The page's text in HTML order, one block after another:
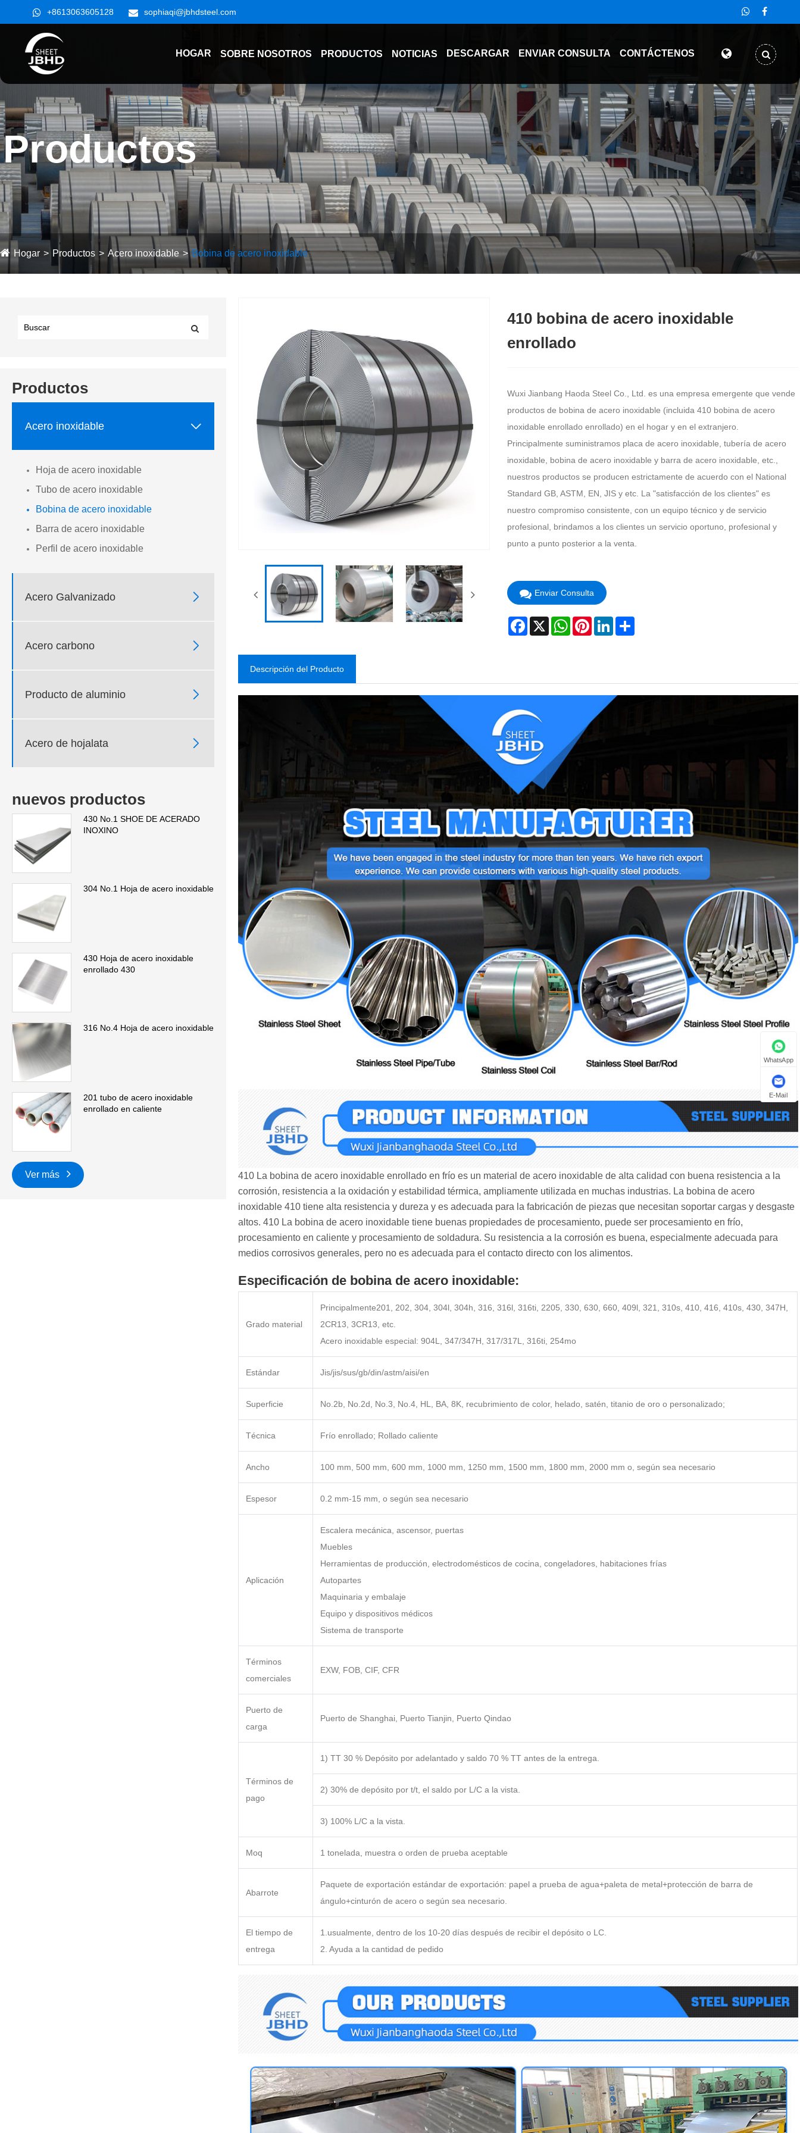
+8613063605128 sophiaqi@jbhdsteel.com
HOGAR SOBRE NOSOTROS PRODUCTOS NOTICIAS DESCARGAR ENVIAR CONSULTA CONTÁCTENOS
Productos
Hogar Productos Acero inoxidable Bobina de acero inoxidable
Productos
Acero inoxidable 
Hoja de acero inoxidable
Tubo de acero inoxidable
Bobina de acero inoxidable
Barra de acero inoxidable
Perfil de acero inoxidable
Acero Galvanizado 
Acero carbono 
Producto de aluminio 
Acero de hojalata 
nuevos productos
430 No.1 SHOE DE ACERADO
INOXINO
304 No.1 Hoja de acero inoxidable
430 Hoja de acero inoxidable
enrollado 430
316 No.4 Hoja de acero inoxidable
201 tubo de acero inoxidable
enrollado en caliente
Ver más
410 bobina de acero inoxidable
enrollado
Wuxi Jianbang Haoda Steel Co., Ltd. es una empresa emergente que vende
productos de bobina de acero inoxidable (incluida 410 bobina de acero
inoxidable enrollado enrollado) en el hogar y en el extranjero.
Principalmente suministramos placa de acero inoxidable, tubería de acero
inoxidable, bobina de acero inoxidable y barra de acero inoxidable, etc.,
nuestros productos se producen estrictamente de acuerdo con el National
Standard GB, ASTM, EN, JIS y etc. La "satisfacción de los clientes" es
nuestro compromiso consistente, con un equipo técnico y de servicio
profesional, brindamos a los clientes un servicio oportuno, profesional y
punto a punto posterior a la venta.
Enviar Consulta
Facebook
X WhatsAppPinterestLinkedInShare
Descripción del Producto
410 La bobina de acero inoxidable enrollado en frío es un material de acero inoxidable de alta calidad con buena resistencia a la
corrosión, resistencia a la oxidación y estabilidad térmica, ampliamente utilizada en muchas industrias. La bobina de acero
inoxidable 410 tiene alta resistencia y dureza y es adecuada para la fabricación de piezas que necesitan soportar cargas y desgaste
altos. 410 La bobina de acero inoxidable tiene buenas propiedades de procesamiento, puede ser procesamiento en frío,
procesamiento en caliente y procesamiento de soldadura. Su resistencia a la corrosión es buena, especialmente adecuada para
medios corrosivos generales, pero no es adecuada para el contacto directo con los alimentos.
Especificación de bobina de acero inoxidable:
Grado material
Principalmente201, 202, 304, 304l, 304h, 316, 316l, 316ti, 2205, 330, 630, 660, 409l, 321, 310s, 410, 416, 410s, 430, 347H,
2CR13, 3CR13, etc.
Acero inoxidable especial: 904L, 347/347H, 317/317L, 316ti, 254mo
Estándar Jis/jis/sus/gb/din/astm/aisi/en
Superficie No.2b, No.2d, No.3, No.4, HL, BA, 8K, recubrimiento de color, helado, satén, titanio de oro o personalizado;
Técnica Frío enrollado; Rollado caliente
Ancho 100 mm, 500 mm, 600 mm, 1000 mm, 1250 mm, 1500 mm, 1800 mm, 2000 mm o, según sea necesario
Espesor 0.2 mm-15 mm, o según sea necesario
Aplicación
Escalera mecánica, ascensor, puertas
Muebles
Herramientas de producción, electrodomésticos de cocina, congeladores, habitaciones frías
Autopartes
Maquinaria y embalaje
Equipo y dispositivos médicos
Sistema de transporte
Términos
comerciales
EXW, FOB, CIF, CFR
Puerto de
carga
Puerto de Shanghai, Puerto Tianjin, Puerto Qindao
Términos de
pago
1) TT 30 % Depósito por adelantado y saldo 70 % TT antes de la entrega.
2) 30% de depósito por t/t, el saldo por L/C a la vista.
3) 100% L/C a la vista.
Moq 1 tonelada, muestra o orden de prueba aceptable
Abarrote
Paquete de exportación estándar de exportación: papel a prueba de agua+paleta de metal+protección de barra de
ángulo+cinturón de acero o según sea necesario.
El tiempo de
entrega
1.usualmente, dentro de los 10-20 días después de recibir el depósito o LC.
2. Ayuda a la cantidad de pedido
WhatsApp
E-Mail